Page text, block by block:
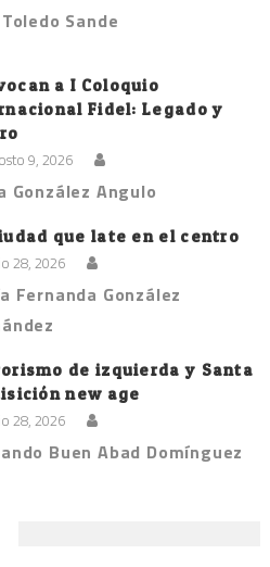
Sande
a I Coloquio
Fidel: Legado y
9, 2026
González Angulo
que late en el centro
28, 2026
Fernanda González
de izquierda y Santa
new age
28, 2026
Buen Abad Domínguez